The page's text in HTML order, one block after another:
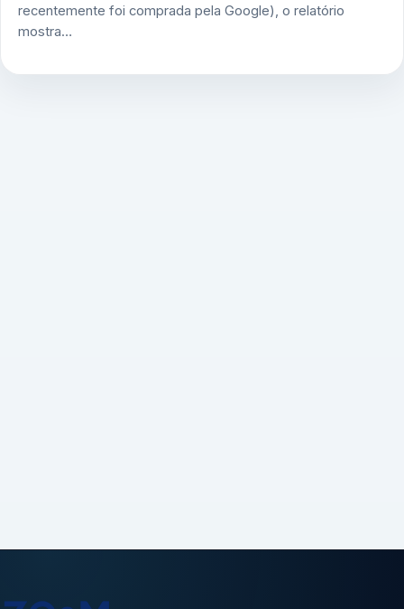
recentemente foi comprada pela Google), o relatório
mostra…